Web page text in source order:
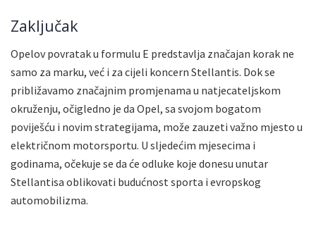
Zaključak
Opelov povratak u formulu E predstavlja značajan korak ne
samo za marku, već i za cijeli koncern Stellantis. Dok se
približavamo značajnim promjenama u natjecateljskom
okruženju, očigledno je da Opel, sa svojom bogatom
poviješću i novim strategijama, može zauzeti važno mjesto u
električnom motorsportu. U sljedećim mjesecima i
godinama, očekuje se da će odluke koje donesu unutar
Stellantisa oblikovati budućnost sporta i evropskog
automobilizma.